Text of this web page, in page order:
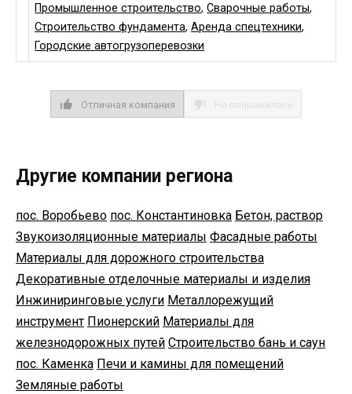
Промышленное строительство,Сварочные работы,
Строительство фундамента,Аренда спецтехники,
Городские автогрузоперевозки
Отличная компания
Другие компании региона
пос. Воробьево пос. Константиновка Бетон, раствор
Звукоизоляционные материалы Фасадные работы
Материалы для дорожного строительства
Декоративные отделочные материалы и изделия
Инжиниринговые услуги Металлорежущий
инструмент Пионерский Материалы для
железнодорожных путей Строительство бань и саун
пос. Каменка Печи и камины для помещений
Земляные работы